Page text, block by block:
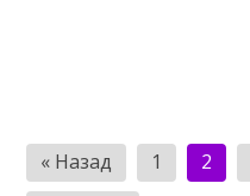
Пагинация
« Назад 1 2